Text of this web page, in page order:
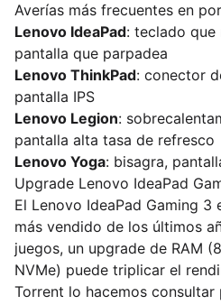
Averías más frecuentes en
Lenovo IdeaPad: teclado que
pantalla que parpadea
Lenovo ThinkPad: conector
pantalla IPS
Lenovo Legion:
pantalla alta tasa de refresco
Lenovo Yoga: bisagra,
Upgrade Lenovo IdeaPad
El Lenovo IdeaPad Gaming
más vendido de los últimos
juegos, un upgrade de RAM
NVMe) puede triplicar el
Torrent lo hacemos consultar